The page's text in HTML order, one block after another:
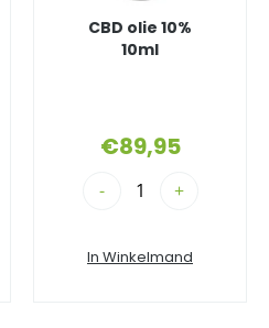
CBD olie 10%
10ml
€89,95
- +
In Winkelmand